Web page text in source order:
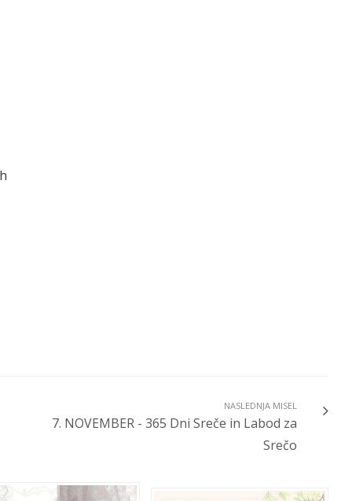
NASLEDNJA MISEL
7. NOVEMBER - 365 Dni Sreče in Labod za
Srečo